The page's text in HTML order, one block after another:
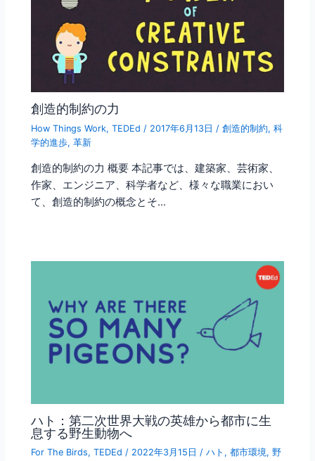
創造的制約の力
How Things Work,TEDEd / 2017年6月13日 /創造的制約,科
学的進歩,革新
創造的制約の力 概要 本記事では、建築家、芸術家、
作家、エンジニア、科学者など、様々な職業におい
て、創造的制約の概念とそ…
ハト：第二次世界大戦の英雄から都市に生
息する野生動物へ
For The Birds,TEDEd / 2022年3月15日/ハト ,都市環境,野